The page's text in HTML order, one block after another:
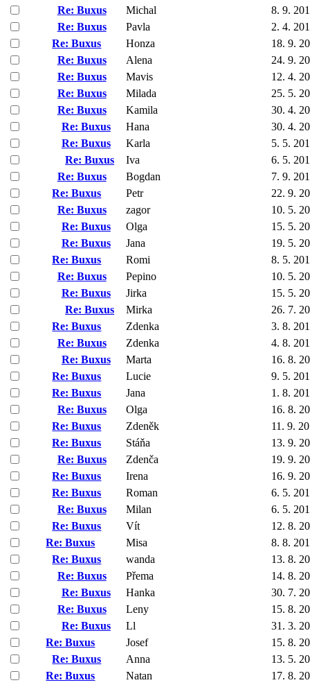
Re: Buxus
Michal
8. 9.
Re: Buxus
Pavla
2. 4.
Re: Buxus
Honza
18. 9.
Re: Buxus
Alena
24. 9.
Re: Buxus
Mavis
12. 4.
Re: Buxus
Milada
25. 5.
Re: Buxus
Kamila
30. 4.
Re: Buxus
Hana
30. 4.
Re: Buxus
Karla
5. 5.
Re: Buxus
Iva
6. 5.
Re: Buxus
Bogdan
7. 9.
Re: Buxus
Petr
22. 9.
Re: Buxus
zagor
10. 5.
Re: Buxus
Olga
15. 5.
Re: Buxus
Jana
19. 5.
Re: Buxus
Romi
8. 5.
Re: Buxus
Pepino
10. 5.
Re: Buxus
Jirka
15. 5.
Re: Buxus
Mirka
26. 7.
Re: Buxus
Zdenka
3. 8.
Re: Buxus
Zdenka
4. 8.
Re: Buxus
Marta
16. 8.
Re: Buxus
Lucie
9. 5.
Re: Buxus
Jana
1. 8.
Re: Buxus
Olga
16. 8.
Re: Buxus
Zdeněk
11. 9.
Re: Buxus
Stáňa
13. 9.
Re: Buxus
Zdenča
19. 9.
Re: Buxus
Irena
16. 9.
Re: Buxus
Roman
6. 5.
Re: Buxus
Milan
6. 5.
Re: Buxus
Vít
12. 8.
Re: Buxus
Misa
8. 8.
Re: Buxus
wanda
13. 8.
Re: Buxus
Přema
14. 8.
Re: Buxus
Hanka
30. 7.
Re: Buxus
Leny
15. 8.
Re: Buxus
Ll
31. 3.
Re: Buxus
Josef
15. 8.
Re: Buxus
Anna
13. 5.
Re: Buxus
Natan
17. 8.